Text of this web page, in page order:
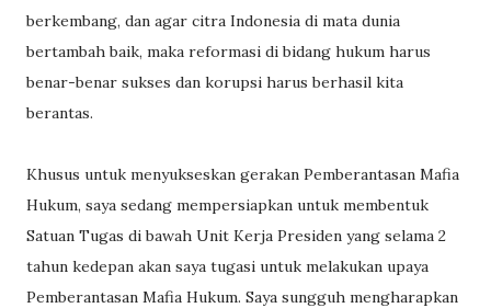
berkembang, dan agar citra Indonesia di mata dunia
bertambah baik, maka reformasi di bidang hukum harus
benar-benar sukses dan korupsi harus berhasil kita
berantas.
Khusus untuk menyukseskan gerakan Pemberantasan Mafia
Hukum, saya sedang mempersiapkan untuk membentuk
Satuan Tugas di bawah Unit Kerja Presiden yang selama 2
tahun kedepan akan saya tugasi untuk melakukan upaya
Pemberantasan Mafia Hukum. Saya sungguh mengharapkan